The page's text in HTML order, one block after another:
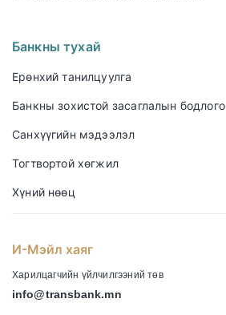
Банкны тухай
Ерөнхий танилцуулга
Банкны зохистой засаглалын бодлого
Санхүүгийн мэдээлэл
Тогтвортой хөгжил
Хүний нөөц
И-Мэйл хаяг
Харилцагчийн үйлчилгээний төв
info@transbank.mn